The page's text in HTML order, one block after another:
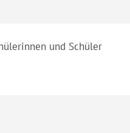
und Schüler